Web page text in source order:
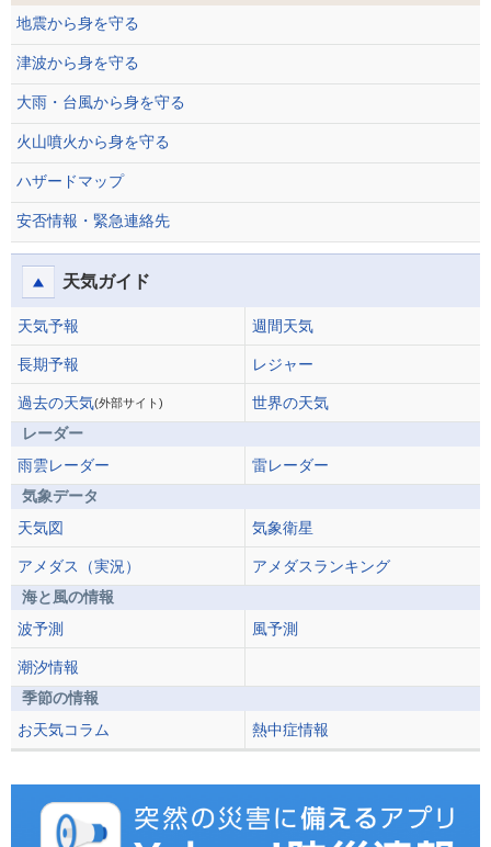
地震から身を守る
津波から身を守る
大雨・台風から身を守る
火山噴火から身を守る
ハザードマップ
安否情報・緊急連絡先
天気ガイド
天気予報 週間天気
長期予報 レジャー
過去の天気(外部サイト)
世界の天気
レーダー
雨雲レーダー
雷レーダー
気象データ
天気図
気象衛星
アメダス（実況）
アメダスランキング
海と風の情報
波予測
風予測
潮汐情報
季節の情報
お天気コラム
熱中症情報